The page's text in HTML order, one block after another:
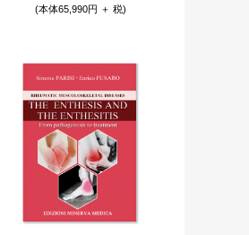
(本体65,990円 ＋ 税)